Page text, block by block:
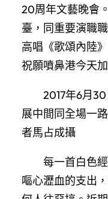
20周年文藝晚會
臺，同重要演職
高唱《歌頌內陸
祝願噴鼻港今天
2017年6月30
展中間同全場一
者馬占成攝
每一首白色經
嘔心瀝血的支出